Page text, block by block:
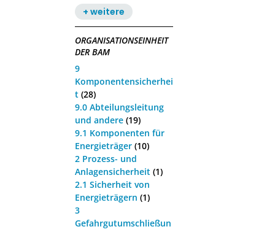
+ weitere
ORGANISATIONSEINHEIT
DER BAM
9
Komponentensicherhei
t (28)
9.0 Abteilungsleitung
und andere (19)
9.1 Komponenten für
Energieträger (10)
2 Prozess- und
Anlagensicherheit (1)
2.1 Sicherheit von
Energieträgern (1)
3
Gefahrgutumschließun